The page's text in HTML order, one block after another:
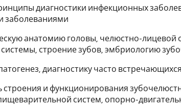
диагностики инфекционных
заболеваниями
анатомию головы, челюстно-
строение зубов, эмбриологию
диагностику часто
строения и функционирования
систем, опорно-